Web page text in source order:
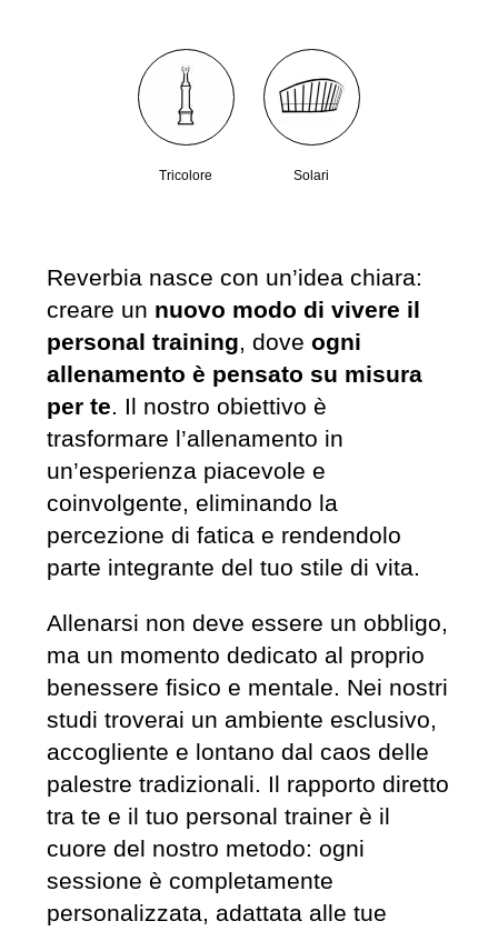
Tricolore Solari
Reverbia nasce con un’idea chiara:
creare un nuovo modo di vivere il
personal training, dove ogni
allenamento è pensato su misura
per te. Il nostro obiettivo è
trasformare l’allenamento in
un’esperienza piacevole e
coinvolgente, eliminando la
percezione di fatica e rendendolo
parte integrante del tuo stile di vita.
Allenarsi non deve essere un obbligo,
ma un momento dedicato al proprio
benessere fisico e mentale. Nei nostri
studi troverai un ambiente esclusivo,
accogliente e lontano dal caos delle
palestre tradizionali. Il rapporto diretto
tra te e il tuo personal trainer è il
cuore del nostro metodo: ogni
sessione è completamente
personalizzata, adattata alle tue